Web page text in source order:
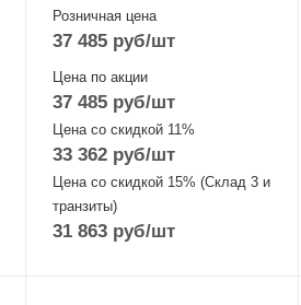
Розничная цена
37 485 руб/шт
Цена по акции
37 485 руб/шт
Цена со скидкой 11%
33 362 руб/шт
Цена со скидкой 15% (Склад 3 и
транзиты)
31 863 руб/шт